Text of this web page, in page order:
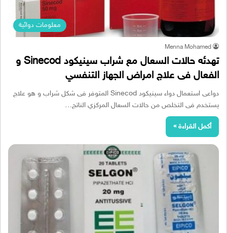
معلومات دوائية
Menna Mohamed
تهدئه حالات السعال مع شراب سينيكود Sinecod و
الفعال فى علاج امراض الجهاز التنفسي
دواعى استعمال دواء سينيكود Sinecod المتوفر فى شكل شراب و هو علاج
يستخدم فى التخلص من حالات السعال المركزي الناتج…
أكمل القراءة »